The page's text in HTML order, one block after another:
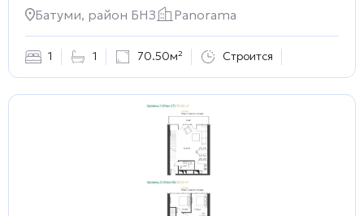
Батуми, район БНЗ
Panorama
1 1 70.50м² Строится